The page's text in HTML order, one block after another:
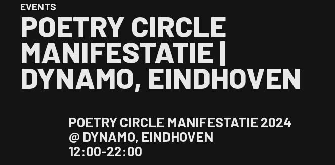
EVENTS
POETRY CIRCLE
MANIFESTATIE |
DYNAMO, EINDHOVEN
POETRY CIRCLE MANIFESTATIE 2024
@ DYNAMO, EINDHOVEN
12:00-22:00